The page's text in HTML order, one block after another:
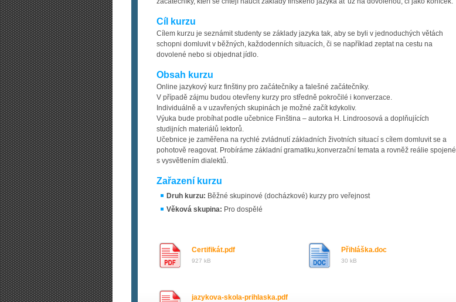
Cíl kurzu
Cílem kurzu je seznámit studenty se základy jazyka tak, aby se byli v jednoduchých větách
schopni domluvit v běžných, každodenních situacích, či se například zeptat na cestu na
dovolené nebo si objednat jídlo.
Obsah kurzu
Online jazykový kurz finštiny pro začátečníky a falešné začátečníky.
V případě zájmu budou otevřeny kurzy pro středně pokročilé i konverzace.
Individuálně a v uzavřených skupinách je možné začít kdykoliv.
Výuka bude probíhat podle učebnice Finština – autorka H. Lindroosová a doplňujících
studijních materiálů lektorů.
Učebnice je zaměřena na rychlé zvládnutí základních životních situací s cílem domluvit se a
pohotově reagovat. Probíráme základní gramatiku,kon­verzační temata a rovněž reálie spojené
s vysvětlením dialektů.
Zařazení kurzu
Druh kurzu: Běžné skupinové (docházkové) kurzy pro veřejnost
Věková skupina: Pro dospělé
Certifikát.pdf
927 kB
Přihláška.doc
30 kB
jazykova-skola-prihlaska.pdf